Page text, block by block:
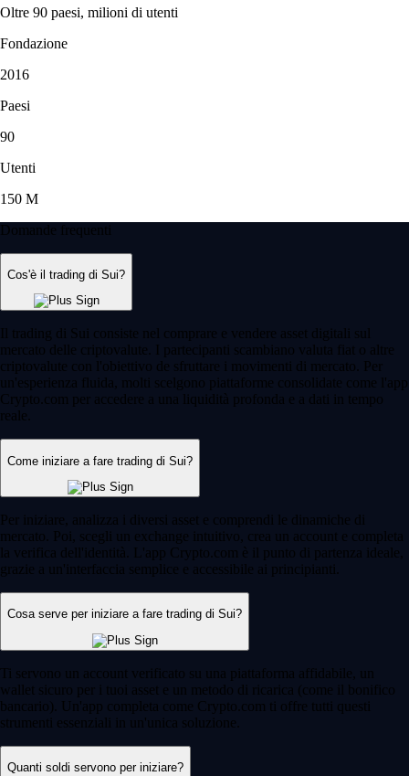
Oltre 90 paesi, milioni di utenti
Fondazione
2016
Paesi
90
Utenti
150 M
Domande frequenti
Cos'è il trading di Sui?
Il trading di Sui consiste nel comprare e vendere asset digitali sul
mercato delle criptovalute. I partecipanti scambiano valuta fiat o altre
criptovalute con l'obiettivo de sfruttare i movimenti di mercato. Per
un'esperienza fluida, molti scelgono piattaforme consolidate come l'app
Crypto.com per accedere a una liquidità profonda e a dati in tempo
reale.
Come iniziare a fare trading di Sui?
Per iniziare, analizza i diversi asset e comprendi le dinamiche di
mercato. Poi, scegli un exchange intuitivo, crea un account e completa
la verifica dell'identità. L'app Crypto.com è il punto di partenza ideale,
grazie a un'interfaccia semplice e accessibile ai principianti.
Cosa serve per iniziare a fare trading di Sui?
Ti servono un account verificato su una piattaforma affidabile, un
wallet sicuro per i tuoi asset e un metodo di ricarica (come il bonifico
bancario). Un'app completa come Crypto.com ti offre tutti questi
strumenti essenziali in un'unica soluzione.
Quanti soldi servono per iniziare?